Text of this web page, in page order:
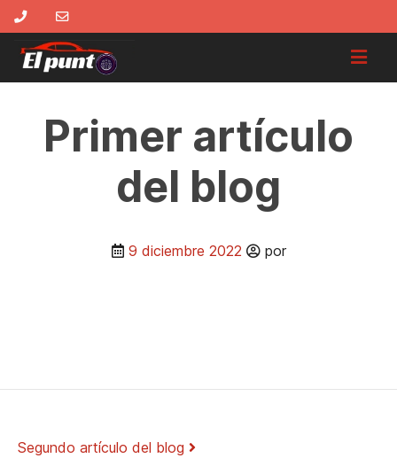
Primer artículo
del blog
9 diciembre 2022 por
Navegación de artículos
Segundo artículo del blog